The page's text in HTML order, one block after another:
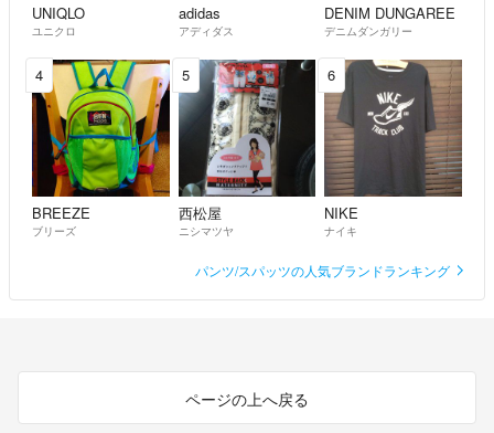
UNIQLO
ユニクロ
adidas
アディダス
DENIM DUNGAREE
デニムダンガリー
4
BREEZE
ブリーズ
5
西松屋
ニシマツヤ
6
NIKE
ナイキ
パンツ/スパッツの人気ブランドランキング
ページの上へ戻る